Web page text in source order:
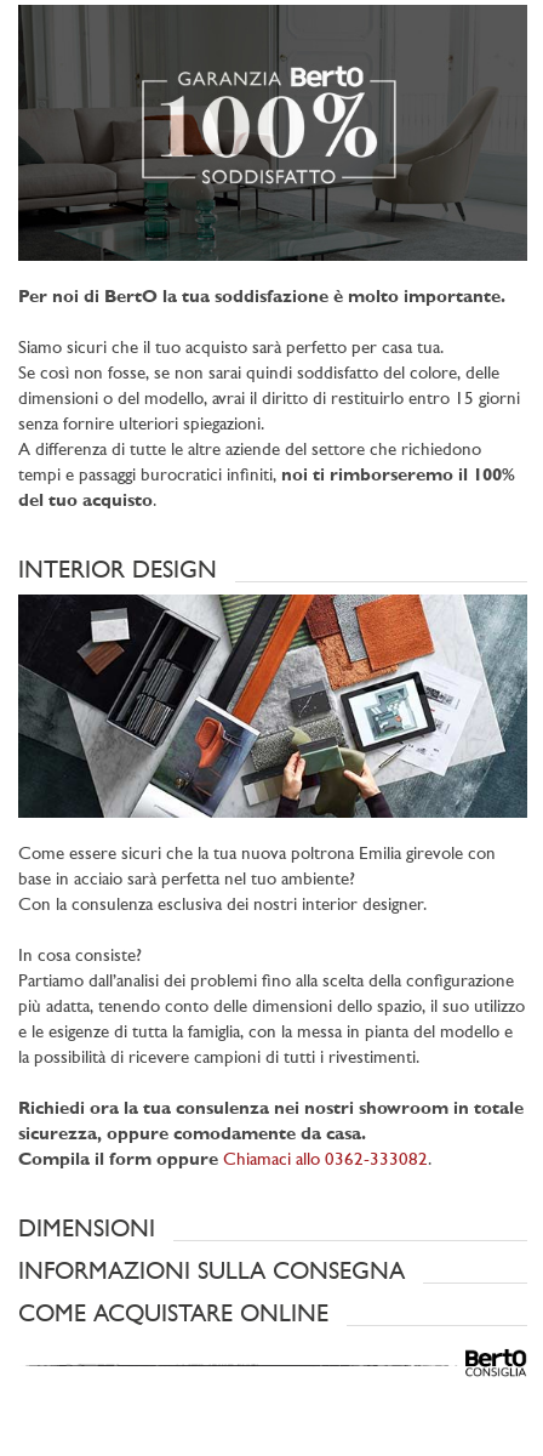
Per noi di BertO la tua soddisfazione è molto importante.
Siamo sicuri che il tuo acquisto sarà perfetto per casa tua.
Se così non fosse, se non sarai quindi soddisfatto del colore, delle
dimensioni o del modello, avrai il diritto di restituirlo entro 15 giorni
senza fornire ulteriori spiegazioni.
A differenza di tutte le altre aziende del settore che richiedono
tempi e passaggi burocratici infiniti, noi ti rimborseremo il 100%
del tuo acquisto.
INTERIOR DESIGN
Come essere sicuri che la tua nuova poltrona Emilia girevole con
base in acciaio sarà perfetta nel tuo ambiente?
Con la consulenza esclusiva dei nostri interior designer.
In cosa consiste?
Partiamo dall’analisi dei problemi fino alla scelta della configurazione
più adatta, tenendo conto delle dimensioni dello spazio, il suo utilizzo
e le esigenze di tutta la famiglia, con la messa in pianta del modello e
la possibilità di ricevere campioni di tutti i rivestimenti.
Richiedi ora la tua consulenza nei nostri showroom in totale
sicurezza, oppure comodamente da casa.
Compila il form oppure Chiamaci allo 0362-333082.
DIMENSIONI
INFORMAZIONI SULLA CONSEGNA
COME ACQUISTARE ONLINE